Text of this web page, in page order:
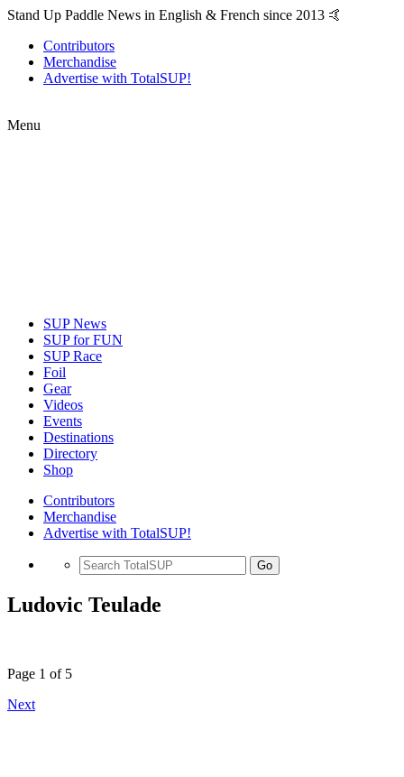
Stand Up Paddle News in English & French since 2013 🤙
Contributors
Merchandise
Advertise with TotalSUP!
Menu
SUP News
SUP for FUN
SUP Race
Foil
Gear
Videos
Events
Destinations
Directory
Shop
Contributors
Merchandise
Advertise with TotalSUP!
Go
Ludovic Teulade
Page 1 of 5
Next